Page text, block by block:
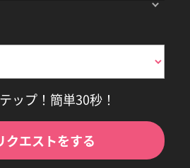
ップ！簡単30秒！
クエストをする